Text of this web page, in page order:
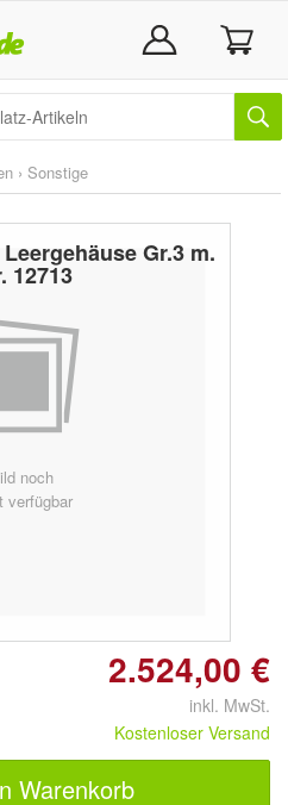
› Sonstige
Gr.3 m.
12713
noch
verfügbar
2.524,00 €
inkl. MwSt.
Kostenloser Versand
Warenkorb